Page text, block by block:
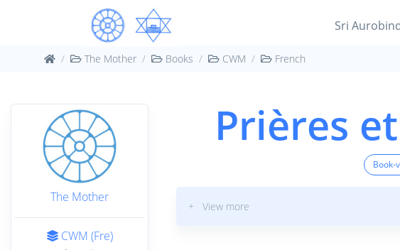
Sri
The Mother Books CWM French
The Mother
CWM (Fre)
Prières
Book-
+ View more